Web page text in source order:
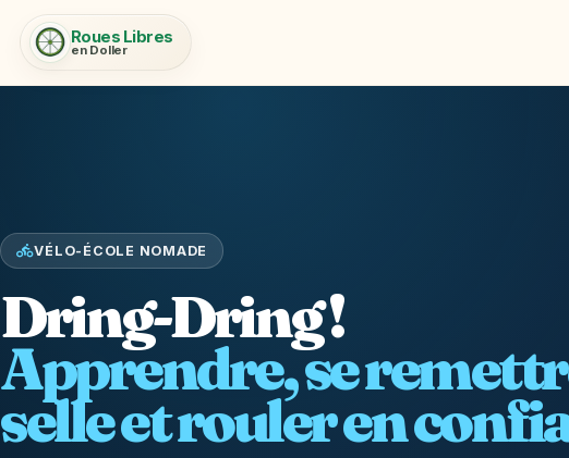
Roues Libres
en Doller
VÉLO-ÉCOLE NOMADE
Dring-Dring !
Apprendre, se
selle et rouler en